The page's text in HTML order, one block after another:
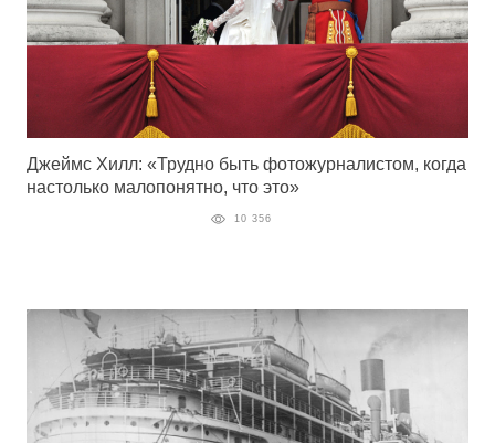
Джеймс Хилл: «Трудно быть фотожурналистом, когда
настолько малопонятно, что это»
10 356